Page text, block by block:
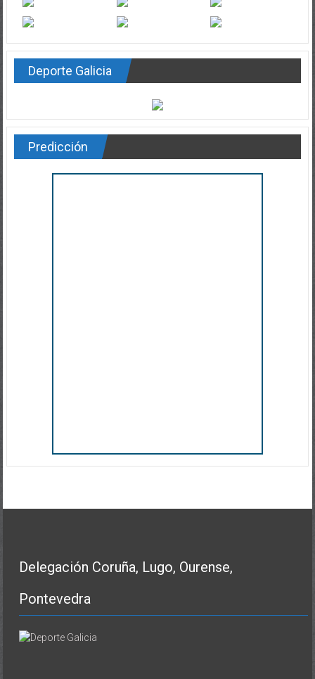
Deporte Galicia
Predicción
Delegación Coruña, Lugo, Ourense,
Pontevedra